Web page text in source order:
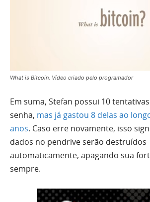
What is Bitcoin. Vídeo criado pelo programador
Em suma, Stefan possui 10
senha, mas já gastou 8 delas ao
anos. Caso erre novamente, isso
dados no pendrive serão destruídos
automaticamente, apagando sua
sempre.